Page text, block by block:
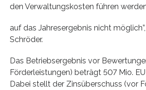
den Verwaltungskosten führen
auf das Jahresergebnis nicht
Schröder.
Das Betriebsergebnis vor
Förderleistungen) beträgt 507 Mio.
Dabei stellt der Zinsüberschuss (vor